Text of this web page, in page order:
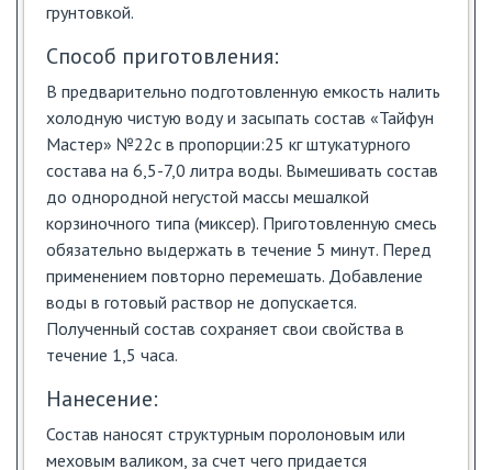
грунтовкой.
Способ приготовления:
В предварительно подготовленную емкость налить
холодную чистую воду и засыпать состав «Тайфун
Мастер» №22с в пропорции:25 кг штукатурного
состава на 6,5-7,0 литра воды. Вымешивать состав
до однородной негустой массы мешалкой
корзиночного типа (миксер). Приготовленную смесь
обязательно выдержать в течение 5 минут. Перед
применением повторно перемешать. Добавление
воды в готовый раствор не допускается.
Полученный состав сохраняет свои свойства в
течение 1,5 часа.
Нанесение:
Состав наносят структурным поролоновым или
меховым валиком, за счет чего придается